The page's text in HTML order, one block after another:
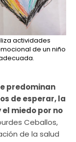
actividades
de un niño
predominan
de esperar, la
miedo por no
Ceballos,
de la salud